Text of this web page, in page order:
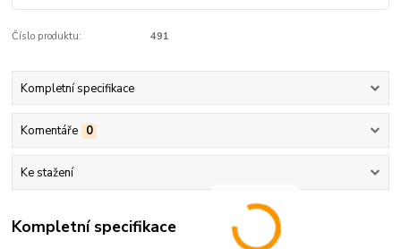
Číslo produktu: 491
Kompletní specifikace
Komentáře 0
Ke stažení
Kompletní specifikace